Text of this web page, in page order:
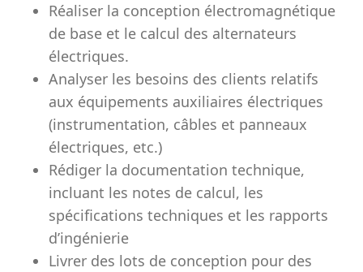
Réaliser la conception électromagnétique
de base et le calcul des alternateurs
électriques.
Analyser les besoins des clients relatifs
aux équipements auxiliaires électriques
(instrumentation, câbles et panneaux
électriques, etc.)
Rédiger la documentation technique,
incluant les notes de calcul, les
spécifications techniques et les rapports
d’ingénierie
Livrer des lots de conception pour des